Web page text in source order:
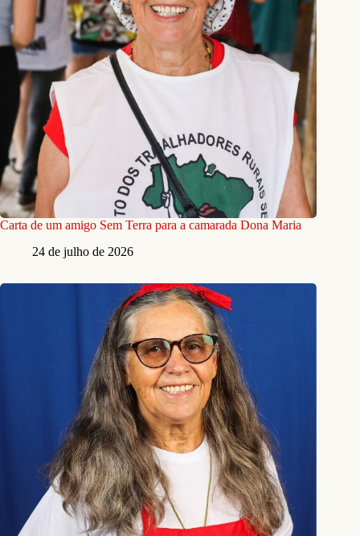
Carta de um amigo Sem Terra para a camarada Dona Maria
24 de julho de 2026